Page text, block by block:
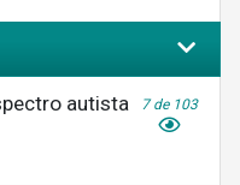
autista
7 de 103